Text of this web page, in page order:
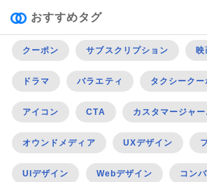
おすすめタグ
クーポン サブスクリプション 映
ドラマ バラエティ タクシークー
アイコン CTA カスタマージャー
オウンドメディア UXデザイン
UIデザイン Webデザイン コン